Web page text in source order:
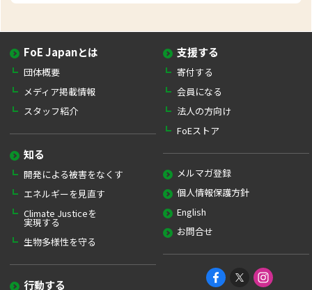
FoE Japanとは
団体概要
メディア掲載情報
スタッフ紹介
知る
開発による被害をなくす
エネルギーを見直す
Climate Justiceを
実現する
生物多様性を守る
行動する
支援する
寄付する
会員になる
法人の方向け
FoEストア
メルマガ登録
個人情報保護方針
English
お問合せ